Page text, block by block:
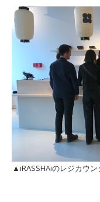
▲iRASSHAiのレジカウ